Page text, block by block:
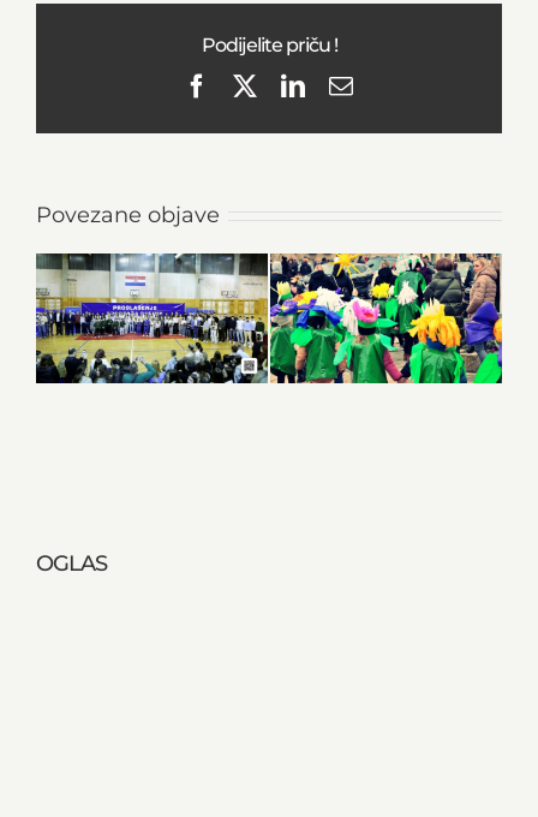
Podijelite priču !
FacebookLinkedIn
Email
Povezane objave
OGLAS